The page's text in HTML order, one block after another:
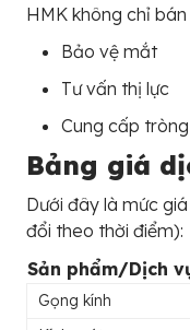
HMK không chỉ
Bảo vệ mắt
Tư vấn thị lực
Cung cấp
Bảng giá
Dưới đây là mức
đổi theo thời điểm):
Sản phẩm/Dịch
Gọng kính